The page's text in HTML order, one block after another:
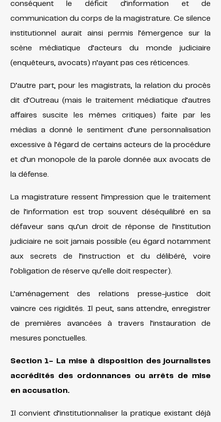
conséquent le déficit d’information et de
communication du corps de la magistrature. Ce silence
institutionnel aurait ainsi permis l’émergence sur la
scène médiatique d’acteurs du monde judiciaire
(enquêteurs, avocats) n’ayant pas ces réticences.
D’autre part, pour les magistrats, la relation du procès
dit d’Outreau (mais le traitement médiatique d’autres
affaires suscite les mêmes critiques) faite par les
médias a donné le sentiment d’une personnalisation
excessive à l’égard de certains acteurs de la procédure
et d’un monopole de la parole donnée aux avocats de
la défense.
La magistrature ressent l’impression que le traitement
de l’information est trop souvent déséquilibré en sa
défaveur sans qu’un droit de réponse de l’institution
judiciaire ne soit jamais possible (eu égard notamment
aux secrets de l’instruction et du délibéré, voire
l’obligation de réserve qu’elle doit respecter).
L’aménagement des relations presse-justice doit
vaincre ces rigidités. Il peut, sans attendre, enregistrer
de premières avancées à travers l’instauration de
mesures ponctuelles.
Section 1- La mise à disposition des journalistes
accrédités des ordonnances ou arrêts de mise
en accusation.
Il convient d’institutionnaliser la pratique existant déjà